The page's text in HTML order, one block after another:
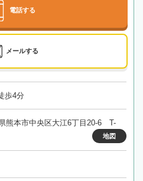
電話する
メールする
歩4分
熊本市中央区大江6丁目20‐6 T-
地図